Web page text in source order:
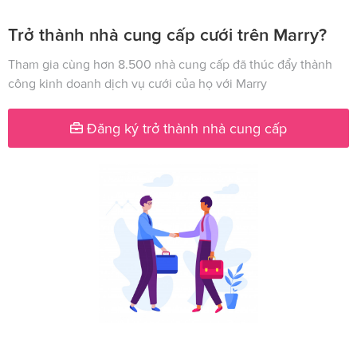
Trở thành nhà cung cấp cưới trên Marry?
Tham gia cùng hơn 8.500 nhà cung cấp đã thúc đẩy thành
công kinh doanh dịch vụ cưới của họ với Marry
Đăng ký trở thành nhà cung cấp